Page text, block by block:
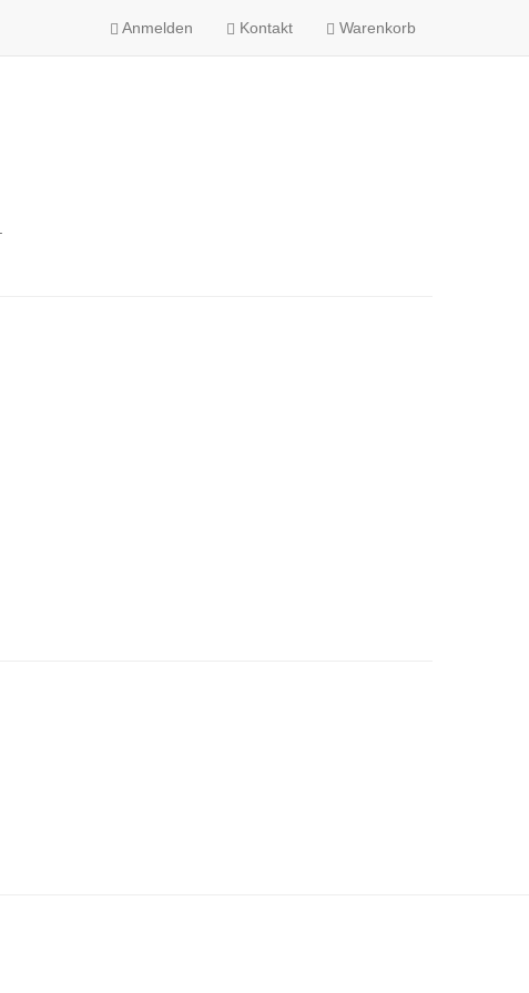
Anmelden Kontakt Warenkorb